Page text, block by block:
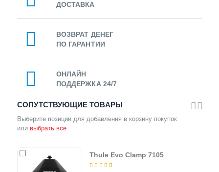
ДОСТАВКА
ВОЗВРАТ ДЕНЕГ
ПО ГАРАНТИИ
ОНЛАЙН
ПОДДЕРЖКА 24/7
СОПУТСТВУЮЩИЕ ТОВАРЫ
Выберите позиции для добавления в корзину покупок
или выбрать все
Thule Evo Clamp 7105